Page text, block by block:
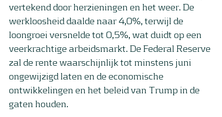
vertekend door herzieningen en het weer. De
werkloosheid daalde naar 4,0%, terwijl de
loongroei versnelde tot 0,5%, wat duidt op een
veerkrachtige arbeidsmarkt. De Federal Reserve
zal de rente waarschijnlijk tot minstens juni
ongewijzigd laten en de economische
ontwikkelingen en het beleid van Trump in de
gaten houden.